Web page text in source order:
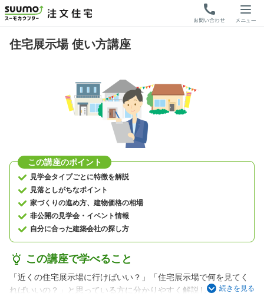
住宅展示場 使い方講座
この講座のポイント
見学会タイプごとに特徴を解説
見落としがちなポイント
家づくりの進め方、建物価格の相場
非公開の見学会・イベント情報
自分に合った建築会社の探し方
この講座で学べること
「近くの住宅展示場に行けばいい？」「住宅展示場で何を見てく
ればいいの？」と思っている方に分かりやすく解説します。続きを見る